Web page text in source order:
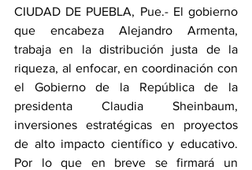
CIUDAD DE PUEBLA, Pue.- El gobierno
que encabeza Alejandro Armenta,
trabaja en la distribución justa de la
riqueza, al enfocar, en coordinación con
el Gobierno de la República de la
presidenta Claudia Sheinbaum,
inversiones estratégicas en proyectos
de alto impacto científico y educativo.
Por lo que en breve se firmará un